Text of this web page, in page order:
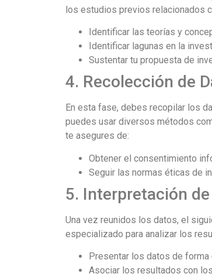
los estudios previos relacionados
Identificar las teorías y
Identificar lagunas en la
Sustentar tu propuesta de
4. Recolección de
En esta fase, debes recopilar los
puedes usar diversos métodos
te asegures de:
Obtener el consentimiento
Seguir las normas éticas de
5. Interpretación
Una vez reunidos los datos, el
especializado para analizar los
Presentar los datos de forma
Asociar los resultados con